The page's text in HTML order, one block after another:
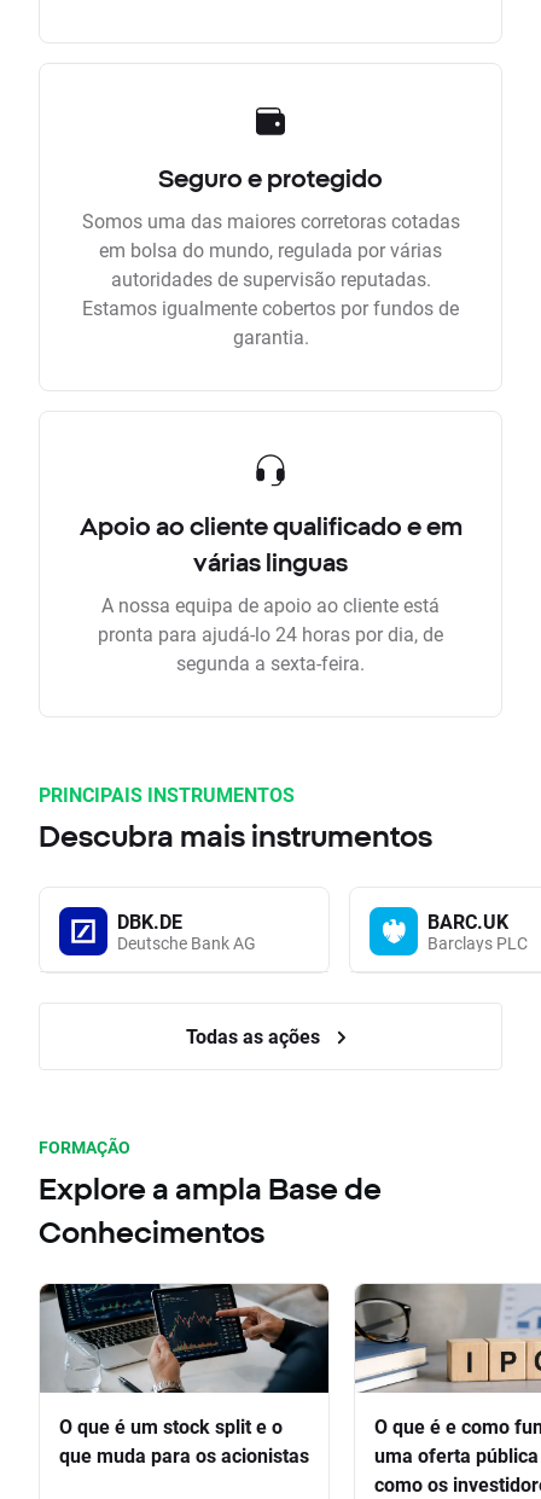
Seguro e protegido
Somos uma das maiores corretoras cotadas
em bolsa do mundo, regulada por várias
autoridades de supervisão reputadas.
Estamos igualmente cobertos por fundos de
garantia.
Apoio ao cliente qualificado e em
várias linguas
A nossa equipa de apoio ao cliente está
pronta para ajudá-lo 24 horas por dia, de
segunda a sexta-feira.
PRINCIPAIS INSTRUMENTOS
Descubra mais instrumentos
DBK.DE
Deutsche Bank AG
BARC.UK
Barclays PLC
Todas as ações
FORMAÇÃO
Explore a ampla Base de
Conhecimentos
O que é um stock split e o
que muda para os acionistas
O que é e como
uma oferta
como os